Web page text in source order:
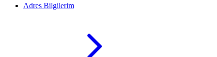
Adres Bilgilerim